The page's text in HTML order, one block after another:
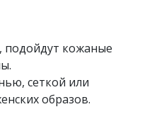
подойдут кожаные
сеткой или
образов.